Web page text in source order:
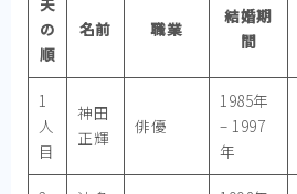
の
順
名前 職業
結婚期
間
1
人
目
神田
正輝
俳優
1985年
– 1997
年